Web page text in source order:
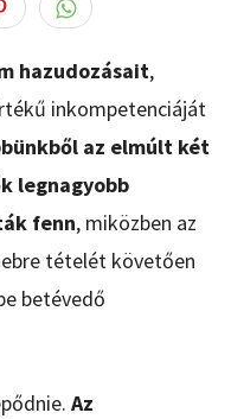
hazudozásait,
inkompetenciáját
az elmúlt két
legnagyobb
fenn, miközben az
tételét követően
betévedő
Az